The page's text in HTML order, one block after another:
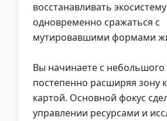
восстанавливать
одновременно сражаться с
мутировавшими формами
Вы начинаете с небольшого
постепенно расширяя зону
картой. Основной фокус
управлении ресурсами и